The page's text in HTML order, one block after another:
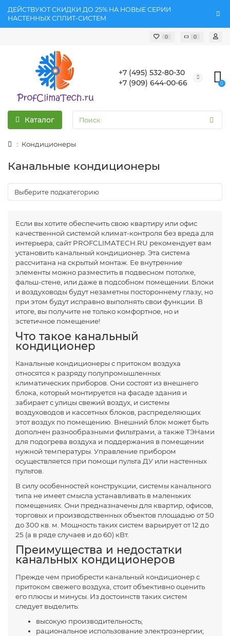
ДЕЙСТВУЮТ СКИДКИ ДО 25% НА НОВЫЕ СЕРИИ
НАСТЕННЫХ СПЛИТ-СИСТЕМ
0 0
+7 (495) 532-80-30
+7 (909) 644-00-66
0
Каталог
Кондиционеры
Канальные кондиционеры
Если вы хотите обеспечить свою квартиру или офис
качественной системой климат-контроля без вреда для
интерьера, сайт PROFCLIMATECH.RU рекомендует вам
установить канальный кондиционер. Эта система
рассчитана на скрытый монтаж. Ее внутренние
элементы можно разместить в подвесном потолке,
фальш-стене, или даже в подсобном помещении. Блоки
и воздуховоды будут незаметны постороннему глазу, но
при этом будут исправно выполнять свои функции. В
итоге, вы получите не только комфортное, но и
эстетичное помещение!
Что такое канальный
кондиционер
Канальные кондиционеры с притоком воздуха
относятся к разряду полупромышленных
климатических приборов. Они состоят из внешнего
блока, который монтируется на фасаде здания и
забирает с улицы свежий воздух, и системы
воздуховодов и кассетных блоков, распределяющих
этот воздух по помещению. Внешний блок может быть
дополнен разнообразными фильтрами, а также ТЭНами
для подогрева воздуха и поддержания в помещении
нужной температуры. Управление прибором
осуществляется при помощи пульта ДУ или настенных
пультов.
В силу особенностей конструкции, системы канального
типа не имеет смысла устанавливать в маленьких
помещениях. Они предназначены для квартир, офисов,
торговых и производственных объектов площадью от 50
до 300 кв. м. Мощность таких систем варьирует от 12 до
25 (а в ряде случаев и до 60) кВт.
Преимущества и недостатки
канальных кондиционеров
Прежде чем приобрести канальный кондиционер с
притоком свежего воздуха, стоит объективно оценить
его плюсы и минусы. Из достоинств таких систем
следует выделить:
высокую производительность;
рациональное использование электроэнергии;